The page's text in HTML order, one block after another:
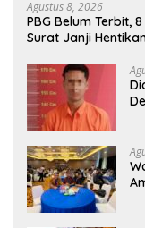
Agustus 8, 2026
PBG Belum Terbit,
Surat Janji